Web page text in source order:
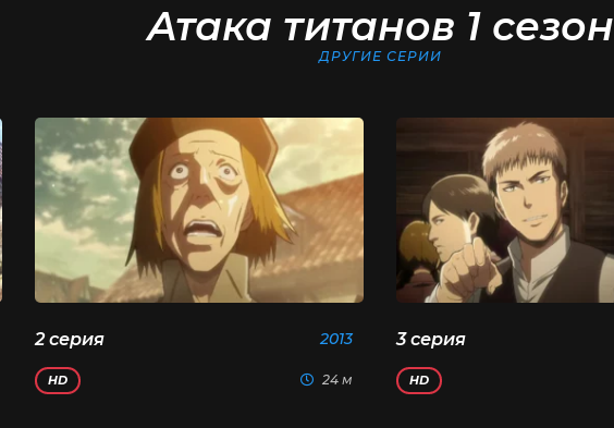
Атака титанов 1 сезон
ДРУГИЕ СЕРИИ
2 серия 2013
HD 24 м
3 серия
HD